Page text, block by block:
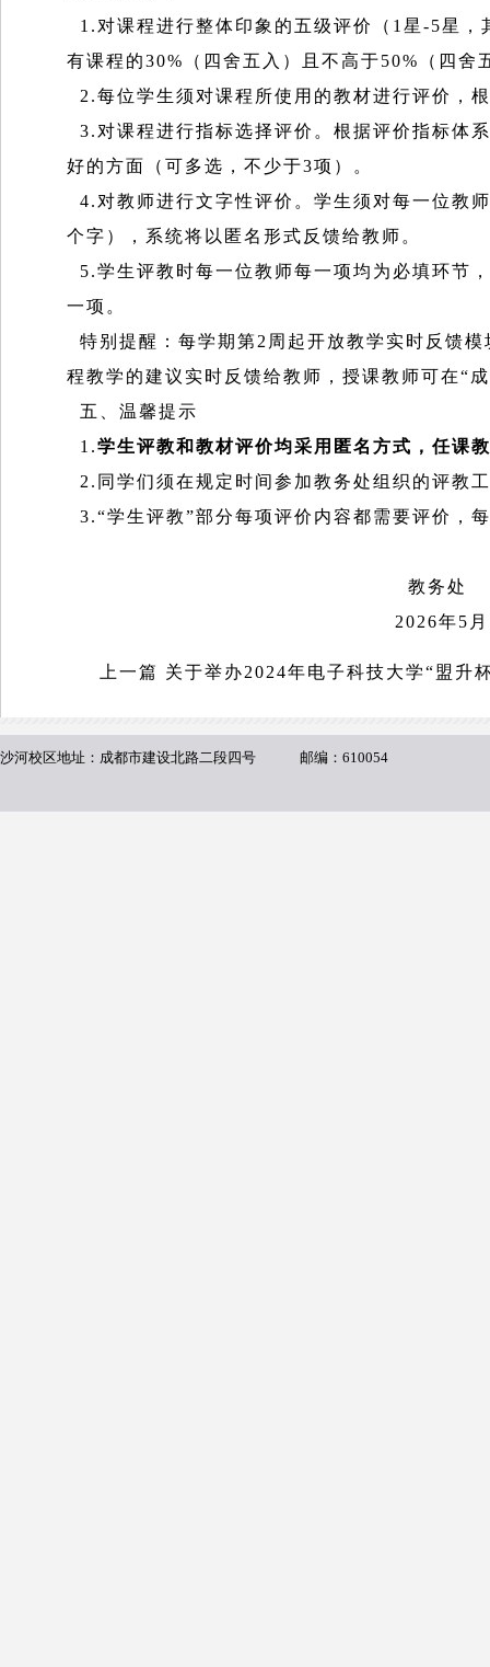
1.对课程进行整体印象的五级评价（1星-5星
有课程的30%（四舍五入）且不高于50%（四舍
2.每位学生须对课程所使用的教材进行评价，
3.对课程进行指标选择评价。根据评价指标体
好的方面（可多选，不少于3项）。
4.对教师进行文字性评价。学生须对每一位教
个字），系统将以匿名形式反馈给教师。
5.学生评教时每一位教师每一项均为必填环节
一项。
特别提醒：每学期第2周起开放教学实时反馈
程教学的建议实时反馈给教师，授课教师可在“
五、温馨提示
1.学生评教和教材评价均采用匿名方式，任课
2.同学们须在规定时间参加教务处组织的评教
3.“学生评教”部分每项评价内容都需要评价，
教务处
2026年5月11
上一篇 关于举办2024年电子科技大学“盟升杯”电子设计竞赛的通
沙河校区地址： 成都市建设北路二段四号 邮编：610054